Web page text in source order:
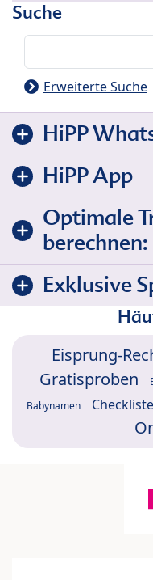
Suche
Erweiterte Suche
HiPP
HiPP App
Optimale
berechnen:
Exklusive
Eisprung-
Gratisproben
Babynamen